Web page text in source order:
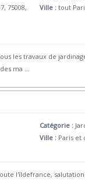
75008,
Ville : tout
les travaux de
ma
Catégorie :
Ville : Paris et
l'îldefrance,